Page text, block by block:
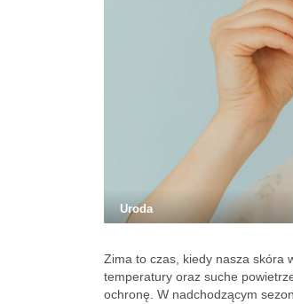
Uroda
Zima to czas, kiedy nasza skóra
temperatury oraz suche
ochronę. W nadchodzącym